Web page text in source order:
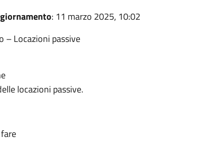
: 11 marzo 2025, 10:02
– Locazioni passive
locazioni passive.